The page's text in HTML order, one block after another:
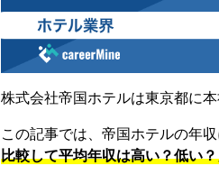
株式会社帝国ホテルは東京都に
この記事では、帝国ホテルの年収
比較して平均年収は高い？低い